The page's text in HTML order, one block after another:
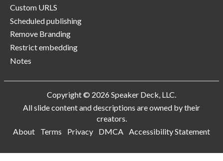
Custom URLS
Scheduled publishing
Remove Branding
Restrict embedding
Notes
Copyright © 2026 Speaker Deck, LLC.
All slide content and descriptions are owned by their
creators.
About
Terms Privacy DMCA Accessibility Statement